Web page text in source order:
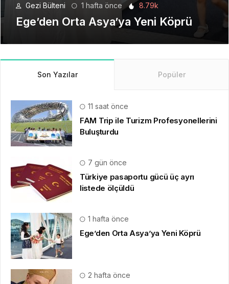
Seyahat Teknolojilerinde Yeni Bir
Dönem
Son Yazılar Popüler
11 saat önce
FAM Trip ile Turizm Profesyonellerini
Buluşturdu
7 gün önce
Türkiye pasaportu gücü üç ayrı
listede ölçüldü
1 hafta önce
Ege’den Orta Asya’ya Yeni Köprü
2 hafta önce